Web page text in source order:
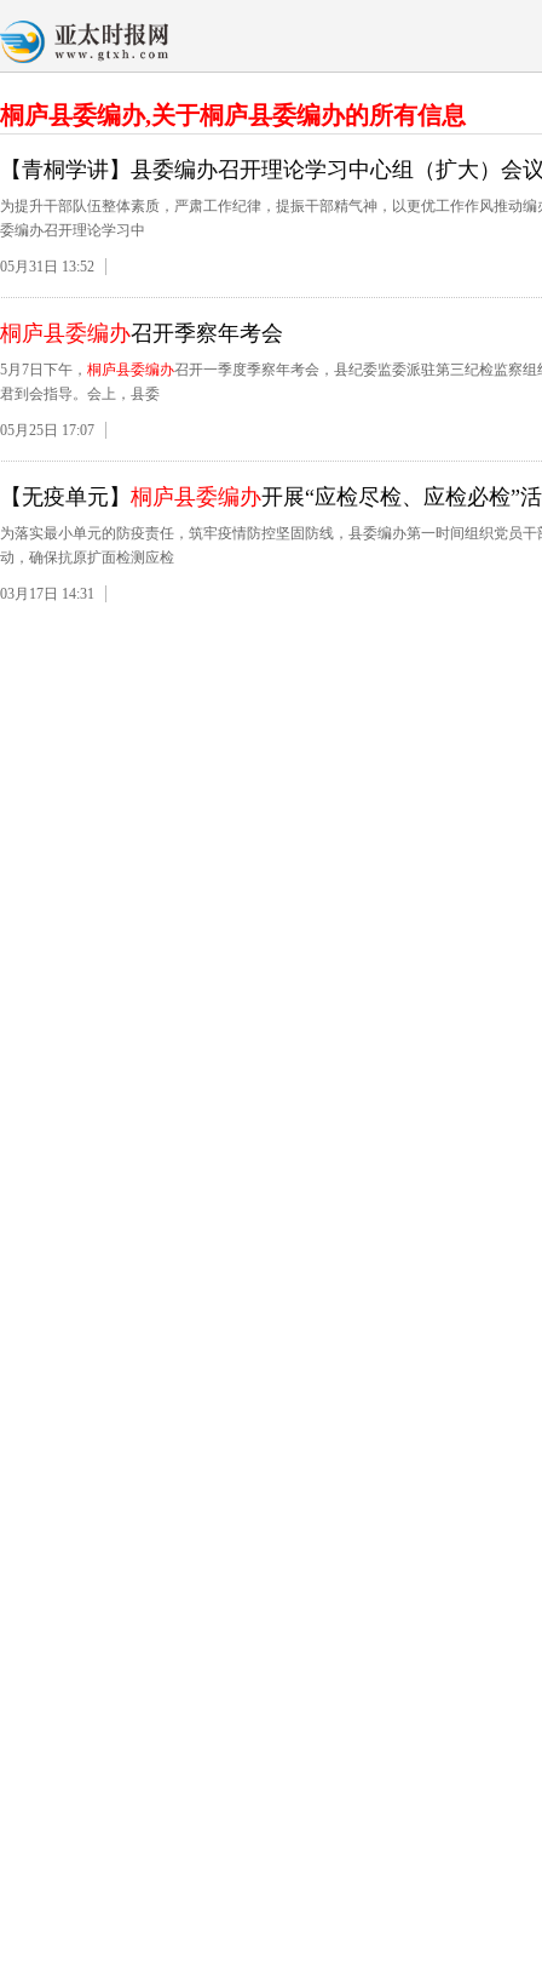
桐庐县委编办,关于桐庐县委编办的所有信息
【青桐学讲】县委编办召开理论学习中心组（扩大）会
为提升干部队伍整体素质，严肃工作纪律，提振干部精气神，以更优工作作风推动
委编办召开理论学习中
05月31日 13:52
桐庐县委编办召开季察年考会
5月7日下午， 桐庐县委编办召开一季度季察年考会，县纪委监委派驻第三纪检监察
君到会指导。会上，县委
05月25日 17:07
【无疫单元】 桐庐县委编办开展“应检尽检、应检必检”
为落实最小单元的防疫责任，筑牢疫情防控坚固防线，县委编办第一时间组织党员
动，确保抗原扩面检测应检
03月17日 14:31